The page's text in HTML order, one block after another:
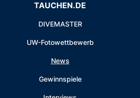
TAUCHEN.DE
DIVEMASTER
UW-Fotowettbewerb
News
Gewinnspiele